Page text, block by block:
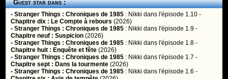
Guest star dans :
• Stranger Things : Chroniques de 1985 : Nikki dans l'épisode 1.10 -
Chapitre dix : Le Compte à rebours (2026)
• Stranger Things : Chroniques de 1985 : Nikki dans l'épisode 1.9 -
Chapitre neuf : Suspicion (2026)
• Stranger Things : Chroniques de 1985 : Nikki dans l'épisode 1.8 -
Chapitre huit : Enquête et fête (2026)
• Stranger Things : Chroniques de 1985 : Nikki dans l'épisode 1.7 -
Chapitre sept : Dans la tourmente (2026)
• Stranger Things : Chroniques de 1985 : Nikki dans l'épisode 1.6 -